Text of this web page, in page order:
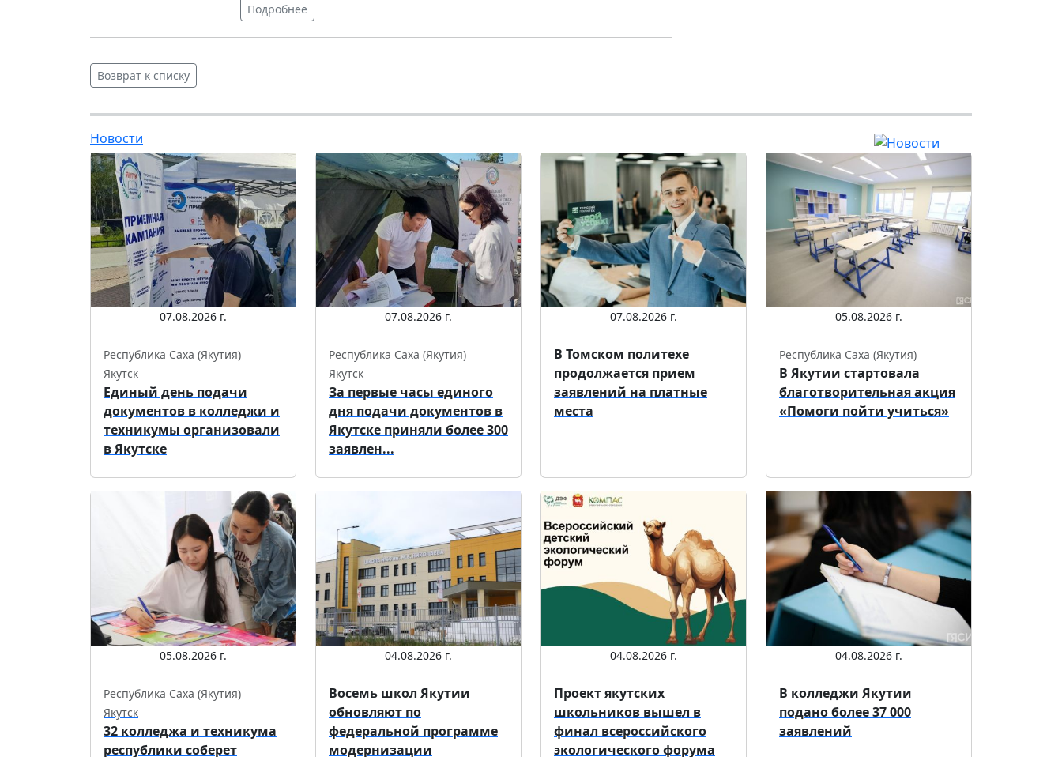
Подробнее
Возврат к списку
Новости
07.08.2026 г.
Республика Саха (Якутия)
Якутск
Единый день подачи
документов в колледжи и
техникумы организовали
в Якутске
07.08.2026 г.
Республика Саха (Якутия)
Якутск
За первые часы единого
дня подачи документов в
Якутске приняли более 300
заявлен...
07.08.2026 г.
В Томском политехе
продолжается прием
заявлений на платные
места
05.08.2026 г.
Республика Саха (Якутия)
В Якутии стартовала
благотворительная акция
«Помоги пойти учиться»
05.08.2026 г.
Республика Саха (Якутия)
Якутск
32 колледжа и техникума
республики соберет
04.08.2026 г.
Восемь школ Якутии
обновляют по
федеральной программе
модернизации
04.08.2026 г.
Проект якутских
школьников вышел в
финал всероссийского
экологического форума
04.08.2026 г.
В колледжи Якутии
подано более 37 000
заявлений